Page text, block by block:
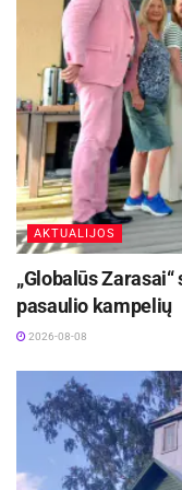
Svarbiausios
Stebėkite vaikus
kelių – maži
Maudykitės tik
nežinomų ar
prižiūrimos
Nešokite į
gali būti
nuskendusiais
būklės kelia
Naudokite
esant ant
Saugokitės
AKTUALIJOS
„Globalūs
pasaulio kampelių
2026-08-08